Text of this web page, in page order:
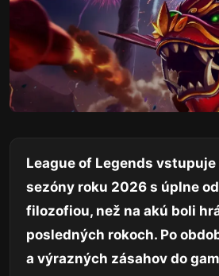
League of Legends
sezóny roku 2026 s úplne
filozofiou, než na akú boli
posledných rokoch. Po
a výrazných zásahov do